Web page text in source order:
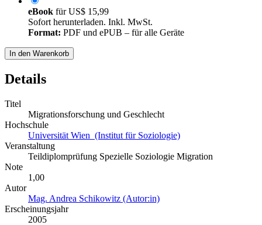
eBook fürUS$ 15,99
Sofort herunterladen. Inkl. MwSt.
Format: PDF und ePUB – für alle Geräte
In den Warenkorb
Details
Titel
Migrationsforschung und Geschlecht
Hochschule
Universität Wien (Institut für Soziologie)
Veranstaltung
Teildiplomprüfung Spezielle Soziologie Migration
Note
1,00
Autor
Mag. Andrea Schikowitz (Autor:in)
Erscheinungsjahr
2005